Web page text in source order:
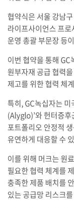
협약식은 서울 강남
라이프사이언스 프
운영 총괄 부문장 등
이번 협약을 통해
원부자재 공급 협력
제고를 위한 협력 체
특히, GC녹십자는 미
(Alyglo)’와 헌터증
포트폴리오 안정적
유연하게 대응할 수
이를 위해 머크는 원
필요한 협력 체계를
충족한 제품 배치를
있는 공급망 리스크